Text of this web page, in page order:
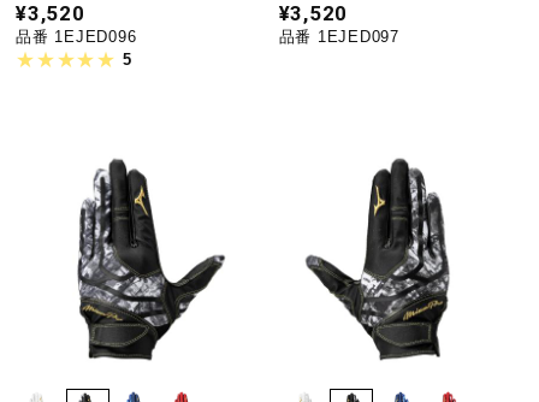
ワーキング
ウォーキングシューズ
ライフスタイルグッズ
¥3,520
品番 1EJED096
5
¥3,520
品番 1EJED097